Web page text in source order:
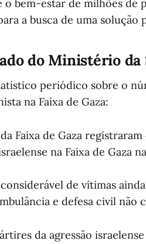
bem-estar de milhões de
a busca de uma solução
do Ministério da
periódico sobre o
na Faixa de Gaza:
Faixa de Gaza
na Faixa de Gaza
de vítimas
e defesa civil não
da agressão israelense